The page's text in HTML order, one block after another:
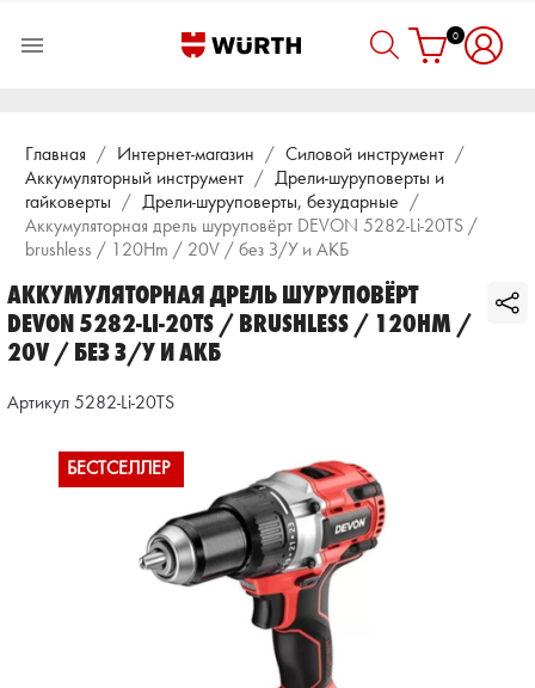
 0
Главная Интернет-магазин
Силовой инструмент
Аккумуляторный инструмент
Дрели-шуруповерты и
гайковерты
Дрели-шуруповерты, безударные
Аккумуляторная дрель шуруповёрт DEVON 5282-Li-20TS /
brushless / 120Hm / 20V / без З/У и АКБ
АККУМУЛЯТОРНАЯ ДРЕЛЬ ШУРУПОВЁРТ
DEVON 5282-LI-20TS / BRUSHLESS / 120HM /
20V / БЕЗ З/У И АКБ
Артикул 5282-Li-20TS
БЕСТСЕЛЛЕР